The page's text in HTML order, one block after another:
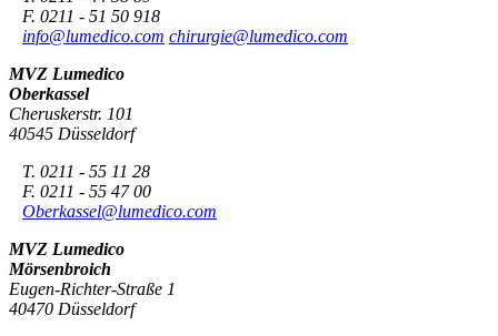
F. 0211 - 51 50 918
info@lumedico.com chirurgie@lumedico.com
MVZ Lumedico
Oberkassel
Cheruskerstr. 101
40545 Düsseldorf
T. 0211 - 55 11 28
F. 0211 - 55 47 00
Oberkassel@lumedico.com
MVZ Lumedico
Mörsenbroich
Eugen-Richter-Straße 1
40470 Düsseldorf